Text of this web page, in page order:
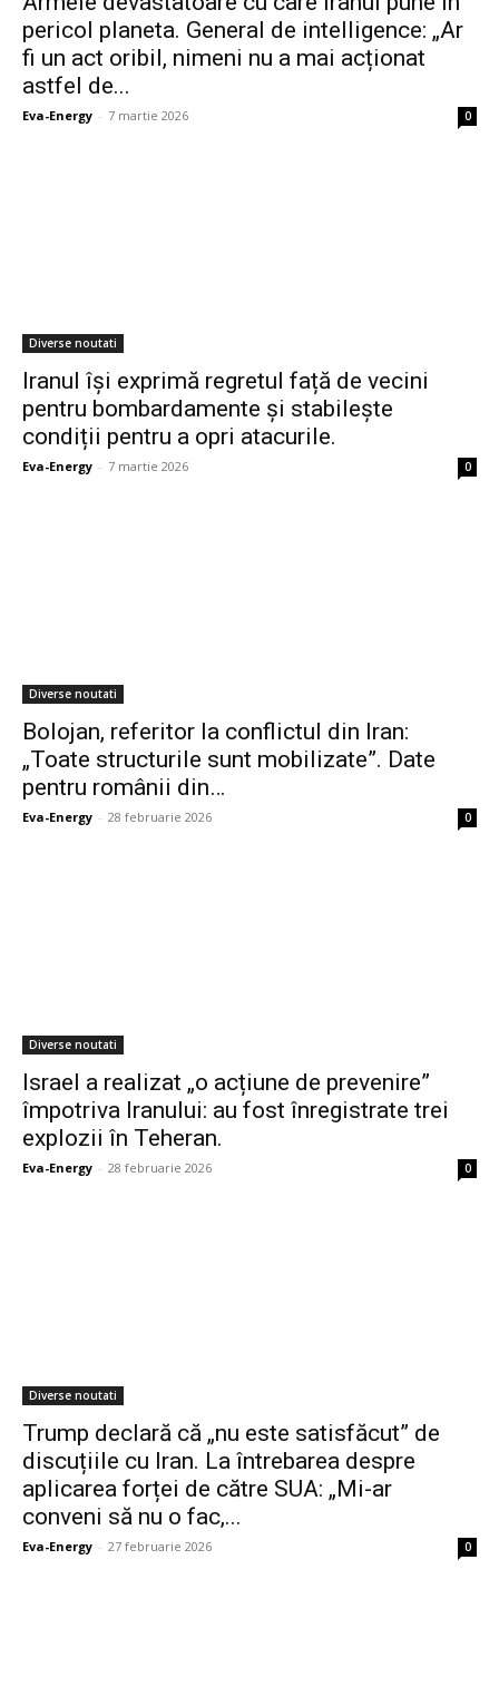
pericol planeta. General de intelligence: „Ar
fi un act oribil, nimeni nu a mai acționat
astfel de...
Eva-Energy - 7 martie 2026 0
Diverse noutati
Iranul își exprimă regretul față de vecini
pentru bombardamente și stabilește
condiții pentru a opri atacurile.
Eva-Energy - 7 martie 2026 0
Diverse noutati
Bolojan, referitor la conflictul din Iran:
„Toate structurile sunt mobilizate”. Date
pentru românii din…
Eva-Energy - 28 februarie 2026 0
Diverse noutati
Israel a realizat „o acțiune de prevenire”
împotriva Iranului: au fost înregistrate trei
explozii în Teheran.
Eva-Energy - 28 februarie 2026 0
Diverse noutati
Trump declară că „nu este satisfăcut” de
discuțiile cu Iran. La întrebarea despre
aplicarea forței de către SUA: „Mi-ar
conveni să nu o fac,...
Eva-Energy - 27 februarie 2026 0